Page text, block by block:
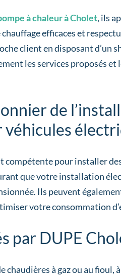
à chaleur à Cholet, ils
efficaces et
client en disposant d’un
les services proposés
de
véhicules
compétente pour installer
que votre installation
Ils peuvent
votre consommation
par DUPE
chaudières à gaz ou au fioul,